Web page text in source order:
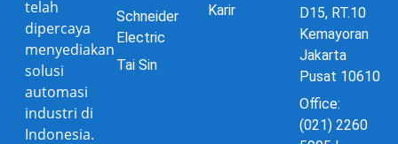
telah
dipercaya
menyediakan
solusi
automasi
industri di
Indonesia.
Schneider
Electric
Tai Sin
Karir
D15, RT.10
Kemayoran
Jakarta
Pusat 10610
Office:
(021) 2260